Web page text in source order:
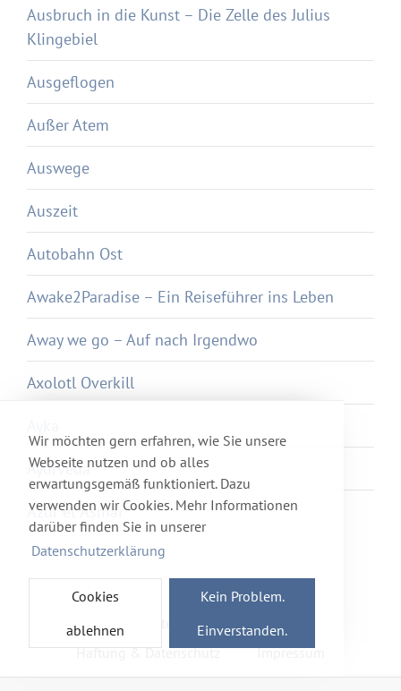
Wir möchten gern erfahren, wie Sie unsere
Webseite nutzen und ob alles
erwartungsgemäß funktioniert. Dazu
verwenden wir Cookies. Mehr Informationen
darüber finden Sie in unserer
Datenschutzerklärung
Cookies
ablehnen
Kein Problem.
Einverstanden.
Ausbruch in die Kunst – Die Zelle des Julius
Klingebiel
Ausgeflogen
Außer Atem
Auswege
Auszeit
Autobahn Ost
Awake2Paradise – Ein Reiseführer ins Leben
Away we go – Auf nach Irgendwo
Axolotl Overkill
Ayurveda
Azur et Asmar
Förderverein
Haftung & Datenschutz
Impressum